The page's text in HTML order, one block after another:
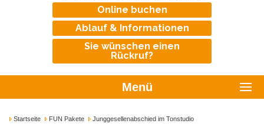
Online buchen
Ablauf & Informationen
Sie wünschen einen
Rückruf?
Menü
Startseite FUN Pakete
Junggesellenabschied im Tonstudio